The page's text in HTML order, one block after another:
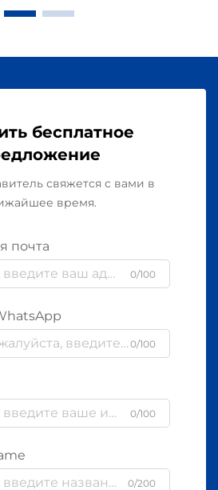
бесплатное
свяжется с вами в
время.
почта
0/100
0/100
0/100
0/200